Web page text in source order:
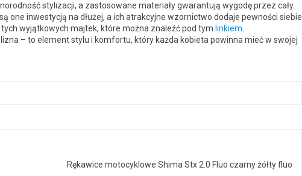
stylizacji, a zastosowane materiały gwarantują wygodę przez cały
one inwestycją na dłużej, a ich atrakcyjne wzornictwo dodaje pewności siebie
wyjątkowych majtek, które można znaleźć pod tym linkiem.
– to element stylu i komfortu, który każda kobieta powinna mieć w swojej
Rękawice motocyklowe Shima Stx 2.0 Fluo czarny żółty fluo